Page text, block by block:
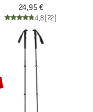
24,95 €
4,8(72)